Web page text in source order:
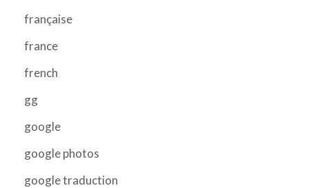
française
france
french
gg
google
google photos
google traduction